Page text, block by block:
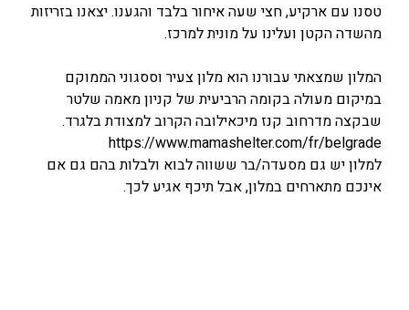
טסנו עם ארקיע, חצי שעה איחור בלבד והגענו. יצאנו בזריזות
מהשדה הקטן ועלינו על מונית למרכז.
המלון שמצאתי עבורנו הוא מלון צעיר וססגוני הממוקם
במיקום מעולה בקומה הרביעית של קניון מאמה שלטר
שבקצה מדרחוב קנז מיכאילובה הקרוב למצודת בלגרד.
https://www.mamashelter.com/fr/belgrade
למלון יש גם מסעדה/בר ששווה לבוא ולבלות בהם גם אם
אינכם מתארחים במלון, אבל תיכף אגיע לכך.